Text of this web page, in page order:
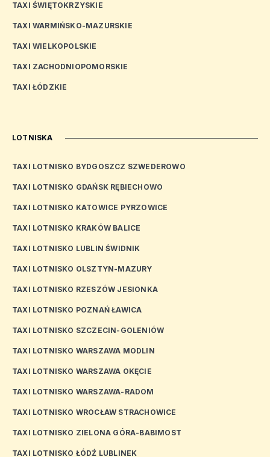
TAXI ŚWIĘTOKRZYSKIE
TAXI WARMIŃSKO-MAZURSKIE
TAXI WIELKOPOLSKIE
TAXI ZACHODNIOPOMORSKIE
TAXI ŁÓDZKIE
LOTNISKA
TAXI LOTNISKO BYDGOSZCZ SZWEDEROWO
TAXI LOTNISKO GDAŃSK RĘBIECHOWO
TAXI LOTNISKO KATOWICE PYRZOWICE
TAXI LOTNISKO KRAKÓW BALICE
TAXI LOTNISKO LUBLIN ŚWIDNIK
TAXI LOTNISKO OLSZTYN-MAZURY
TAXI LOTNISKO RZESZÓW JESIONKA
TAXI LOTNISKO POZNAŃ ŁAWICA
TAXI LOTNISKO SZCZECIN-GOLENIÓW
TAXI LOTNISKO WARSZAWA MODLIN
TAXI LOTNISKO WARSZAWA OKĘCIE
TAXI LOTNISKO WARSZAWA-RADOM
TAXI LOTNISKO WROCŁAW STRACHOWICE
TAXI LOTNISKO ZIELONA GÓRA-BABIMOST
TAXI LOTNISKO ŁÓDŹ LUBLINEK